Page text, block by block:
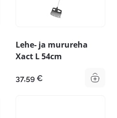
Lehe- ja murureha
Xact L 54cm
37,59 €